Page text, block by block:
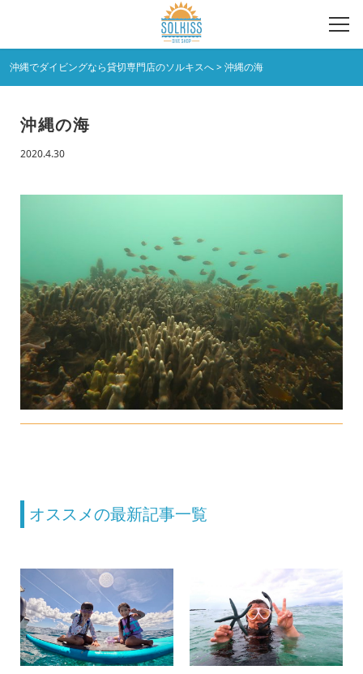
沖縄でダイビングなら貸切専門店のソルキスへ>沖縄の海
沖縄の海
2020.4.30
オススメの最新記事一覧